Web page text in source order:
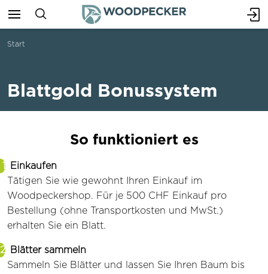
Start
Blattgold Bonussystem
So funktioniert es
Einkaufen
Tätigen Sie wie gewohnt Ihren Einkauf im
Woodpeckershop. Für je 500 CHF Einkauf pro
Bestellung (ohne Transportkosten und MwSt.)
erhalten Sie ein Blatt.
Blätter sammeln
Sammeln Sie Blätter und lassen Sie Ihren Baum bis